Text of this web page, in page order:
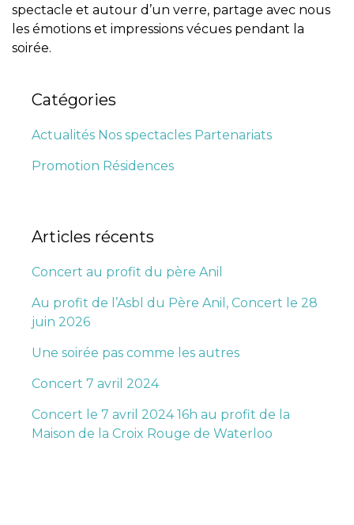
spectacle et autour d’un verre, partage avec nous
les émotions et impressions vécues pendant la
soirée.
Catégories
Actualités Nos spectacles Partenariats
Promotion Résidences
Articles récents
Concert au profit du père Anil
Au profit de l’Asbl du Père Anil, Concert le 28
juin 2026
Une soirée pas comme les autres
Concert 7 avril 2024
Concert le 7 avril 2024 16h au profit de la
Maison de la Croix Rouge de Waterloo